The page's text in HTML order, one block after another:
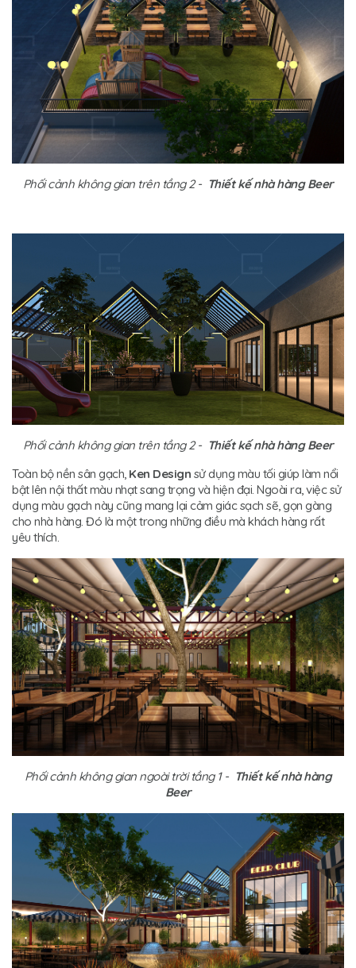
Phối cảnh không gian trên tầng 2 - Thiết kế nhà hàng Beer
Phối cảnh không gian trên tầng 2 - Thiết kế nhà hàng Beer
Toàn bộ nền sân gạch, Ken Design sử dụng màu tối giúp làm nổi
bật lên nội thất màu nhạt sang trọng và hiện đại. Ngoài ra, việc sử
dụng màu gạch này cũng mang lại cảm giác sạch sẽ, gọn gàng
cho nhà hàng. Đó là một trong những điều mà khách hàng rất
yêu thích.
Phối cảnh không gian ngoài trời tầng 1 - Thiết kế nhà hàng
Beer